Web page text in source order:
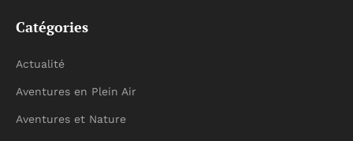
Catégories
Actualité
Aventures en Plein Air
Aventures et Nature